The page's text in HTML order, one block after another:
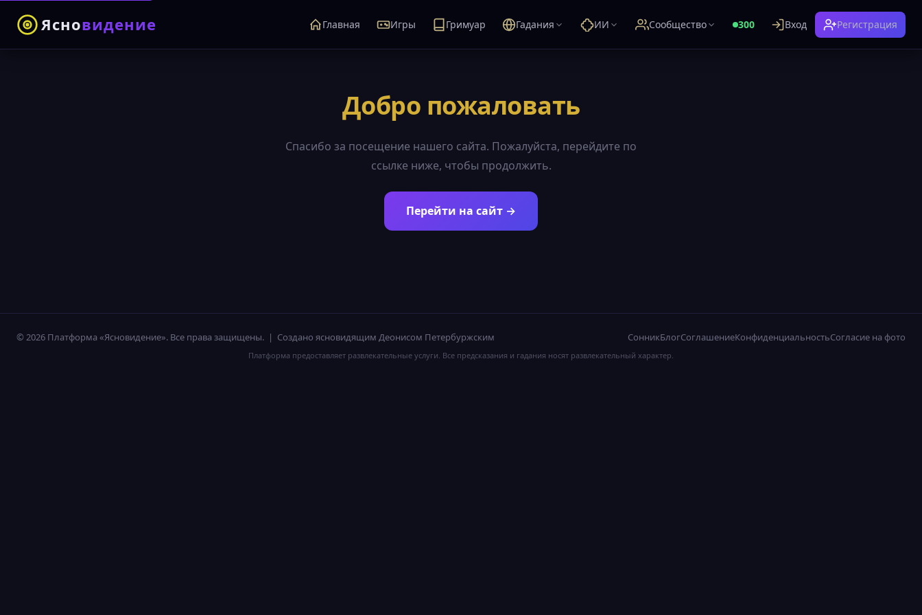
Ясновидение Главная Игры Гримуар Гадания ИИ Сообщество 300 Вход Регистрация
Добро пожаловать
Спасибо за посещение нашего сайта. Пожалуйста, перейдите по
ссылке ниже, чтобы продолжить.
Перейти на сайт →
© 2026 Платформа «Ясновидение». Все права защищены. | Создано ясновидящим Деонисом Петербуржским СонникБлогСоглашениеКонфиденциальностьСогласие на фото
Платформа предоставляет развлекательные услуги. Все предсказания и гадания носят развлекательный характер.